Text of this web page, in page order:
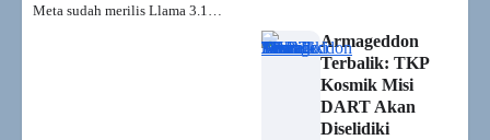
Meta sudah merilis Llama 3.1…
Armageddon
Terbalik: TKP
Kosmik Misi
DART Akan
Diselidiki